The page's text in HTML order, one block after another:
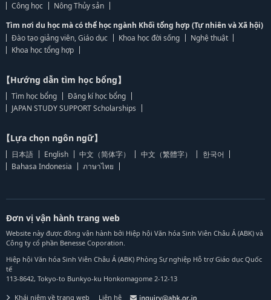
Công học
Nông Thủy sản
Tìm nơi du học mà có thể học ngành Khối tổng hợp (Tự nhiên và Xã hội)
Đào tạo giảng viên, Giáo dục
Khoa học đời sống
Nghệ thuật
Khoa học tổng hợp
【Hướng dẫn tìm học bổng】
Tìm học bổng
Đăng kí học bổng
JAPAN STUDY SUPPORT Scholarships
【Lựa chọn ngôn ngữ】
日本語 English 中文（简体字） 中文（繁體字）
한국어
Bahasa Indonesia
ภาษาไทย
Đơn vị vận hành trang web
Website này được đồng vận hành bởi Hiệp hội Văn hóa Sinh Viên Châu Á (ABK) và
Công ty cổ phần Benesse Coporation.
Hiệp hội Văn hóa Sinh Viên Châu Á (ABK) Phòng Sự nghiệp Hỗ trợ Giáo dục Quốc
tế
113-8642, Tokyo-to Bunkyo-ku Honkomagome 2-12-13
Khái niệm về trang web Liên hệ